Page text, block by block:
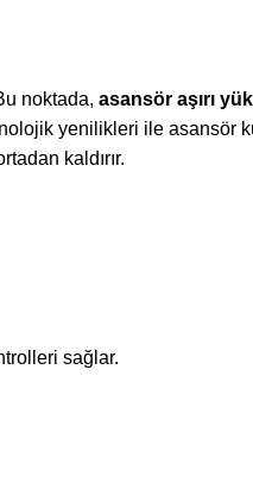
noktada, asansör aşırı
yenilikleri ile asansör
kaldırır.
sağlar.